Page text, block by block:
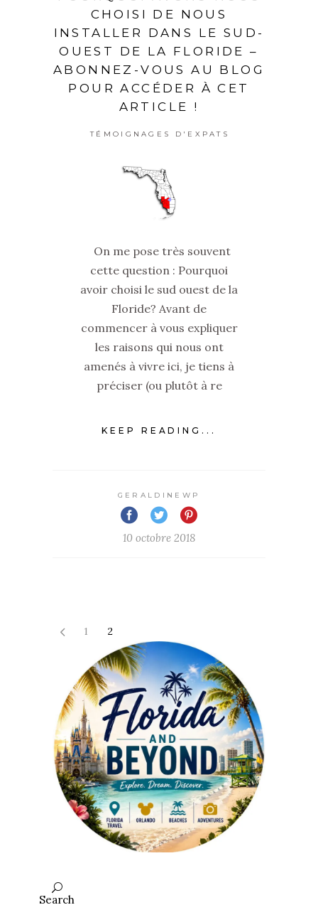
CHOISI DE NOUS
INSTALLER DANS LE SUD-
OUEST DE LA FLORIDE –
ABONNEZ-VOUS AU BLOG
POUR ACCÉDER À CET
ARTICLE !
TÉMOIGNAGES D'EXPATS
On me pose très souvent
cette question : Pourquoi
avoir choisi le sud ouest de la
Floride? Avant de
commencer à vous expliquer
les raisons qui nous ont
amenés à vivre ici, je tiens à
préciser (ou plutôt à re
KEEP READING...
GERALDINEWP
10 octobre 2018
1 2
Search